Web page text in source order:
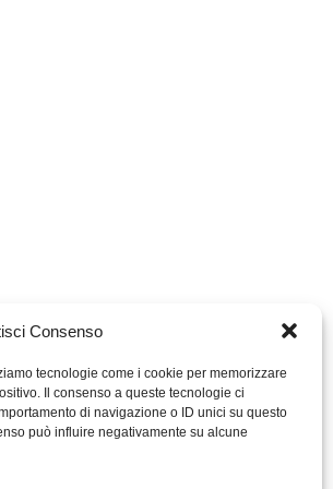
Consenso
tecnologie come i cookie per memorizzare
Il consenso a queste tecnologie ci
di navigazione o ID unici su questo
può influire negativamente su alcune